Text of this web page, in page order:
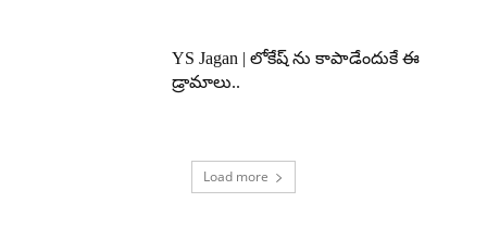
YS Jagan | లోకేష్ ను కాపాడేందుకే ఈ
డ్రామాలు..
Load more